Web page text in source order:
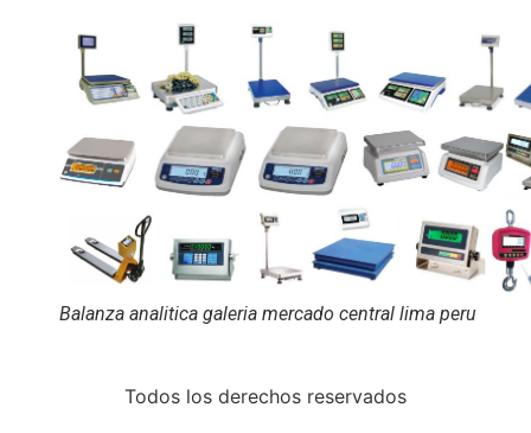
Balanza analitica galeria mercado central lima peru
Todos los derechos reservados